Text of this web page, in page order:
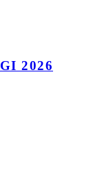
2026